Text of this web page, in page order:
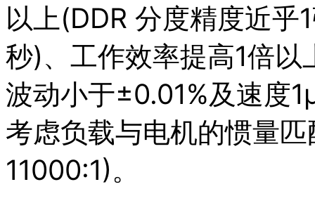
以上(DDR 分度精度近乎
秒)、工作效率提高1倍
波动小于±0.01%及速度
考虑负载与电机的惯量
11000:1)。